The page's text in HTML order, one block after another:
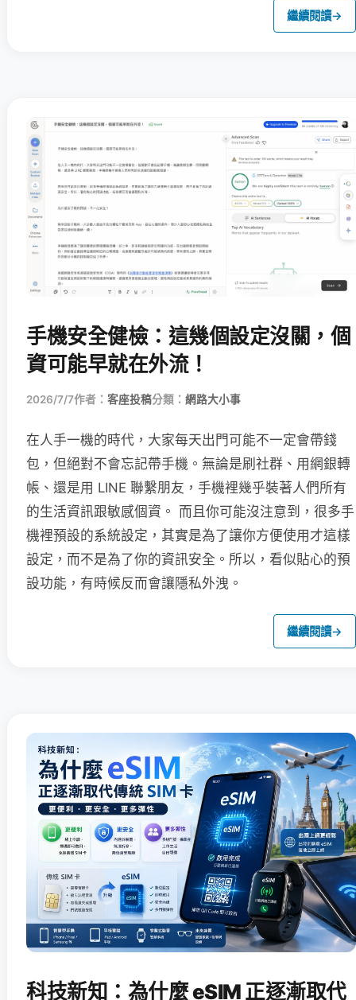
繼續閱讀→
手機安全健檢：這幾個設定沒關，個
資可能早就在外流！
2026/7/7作者： 客座投稿分類： 網路大小事
在人手一機的時代，大家每天出門可能不一定會帶錢
包，但絕對不會忘記帶手機。無論是刷社群、用網銀轉
帳、還是用 LINE 聯繫朋友，手機裡幾乎裝著人們所有
的生活資訊跟敏感個資。 而且你可能沒注意到，很多手
機裡預設的系統設定，其實是為了讓你方便使用才這樣
設定，而不是為了你的資訊安全。所以，看似貼心的預
設功能，有時候反而會讓隱私外洩。
繼續閱讀→
科技新知：為什麼 eSIM 正逐漸取代